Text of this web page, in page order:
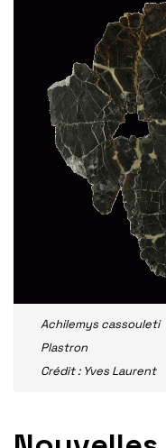
Achilemys cassouleti
Plastron
Crédit : Yves Laurent